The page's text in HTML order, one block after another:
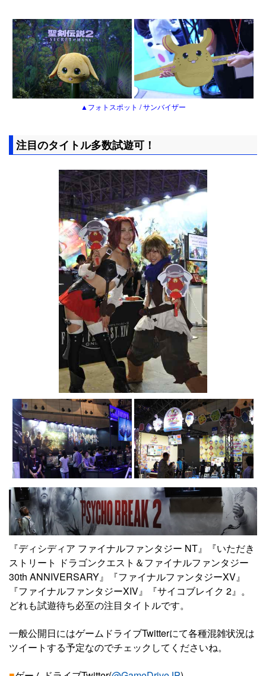
▲フォトスポット / サンバイザー
注目のタイトル多数試遊可！
『ディシディア ファイナルファンタジー NT』『いただき
ストリート ドラゴンクエスト＆ファイナルファンタジー
30th ANNIVERSARY』『ファイナルファンタジーXV』
『ファイナルファンタジーXIV』『サイコブレイク 2』。
どれも試遊待ち必至の注目タイトルです。
一般公開日にはゲームドライブTwitterにて各種混雑状況は
ツイートする予定なのでチェックしてくださいね。